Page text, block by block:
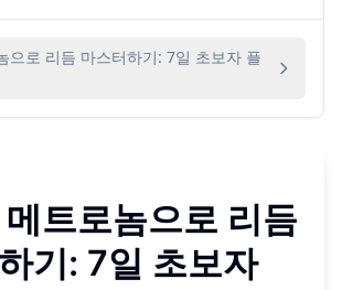
으로 리듬 마스터하기: 7일 초보자 플
트로놈으로 리듬
기: 7일 초보자